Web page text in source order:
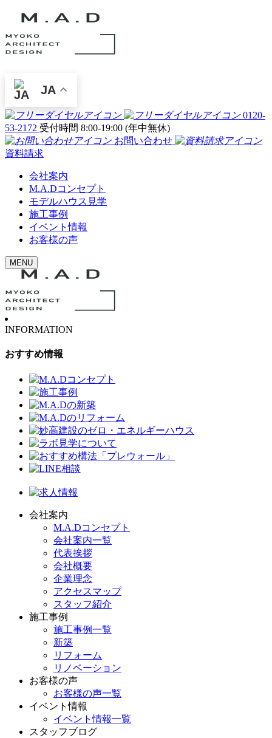
JA
0120-
53-2172 受付時間 8:00-19:00 (年中無休)
お問い合わせ
資料請求
会社案内
M.A.Dコンセプト
モデルハウス見学
施工事例
イベント情報
お客様の声
MENU
INFORMATION
おすすめ情報
会社案内
M.A.Dコンセプト
会社案内一覧
代表挨拶
会社概要
企業理念
アクセスマップ
スタッフ紹介
施工事例
施工事例一覧
新築
リフォーム
リノベーション
お客様の声
お客様の声一覧
イベント情報
イベント情報一覧
スタッフブログ